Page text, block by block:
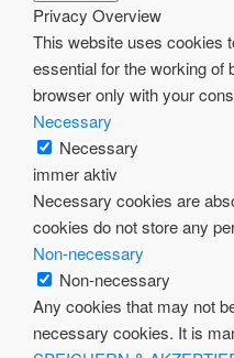
Privacy Overview
This website uses cookies
essential for the working of
browser only with your
Necessary
Necessary
immer aktiv
Necessary cookies are
cookies do not store any
Non-necessary
Non-necessary
Any cookies that may not
necessary cookies. It is